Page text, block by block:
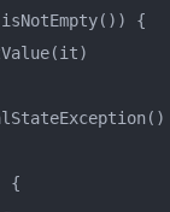
{
{